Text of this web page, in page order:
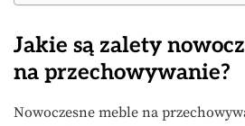
Jakie są zalety
na przechowywanie?
Nowoczesne meble na